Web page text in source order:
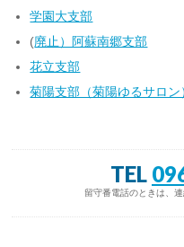
学園大支部
(廃止）阿蘇南郷支部
花立支部
菊陽支部（菊陽ゆるサロン
TEL
留守番電話のときは、